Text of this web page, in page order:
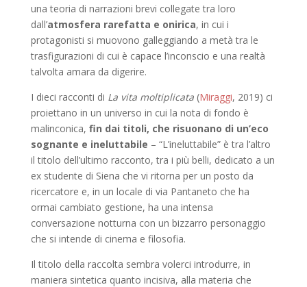
una teoria di narrazioni brevi collegate tra loro
dall’atmosfera rarefatta e onirica, in cui i
protagonisti si muovono galleggiando a metà tra le
trasfigurazioni di cui è capace l’inconscio e una realtà
talvolta amara da digerire.
I dieci racconti di La vita moltiplicata(Miraggi, 2019) ci
proiettano in un universo in cui la nota di fondo è
malinconica, fin dai titoli, che risuonano di un’eco
sognante e ineluttabile – “L’ineluttabile” è tra l’altro
il titolo dell’ultimo racconto, tra i più belli, dedicato a un
ex studente di Siena che vi ritorna per un posto da
ricercatore e, in un locale di via Pantaneto che ha
ormai cambiato gestione, ha una intensa
conversazione notturna con un bizzarro personaggio
che si intende di cinema e filosofia.
Il titolo della raccolta sembra volerci introdurre, in
maniera sintetica quanto incisiva, alla materia che